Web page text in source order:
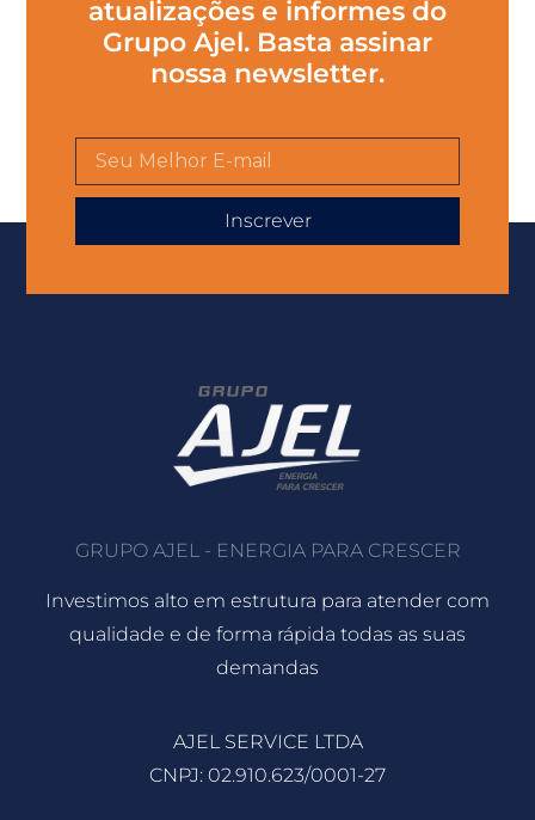
atualizações e informes do
Grupo Ajel. Basta assinar
nossa newsletter.
Inscrever
GRUPO AJEL - ENERGIA PARA CRESCER
Investimos alto em estrutura para atender com
qualidade e de forma rápida todas as suas
demandas
AJEL SERVICE LTDA
CNPJ: 02.910.623/0001-27